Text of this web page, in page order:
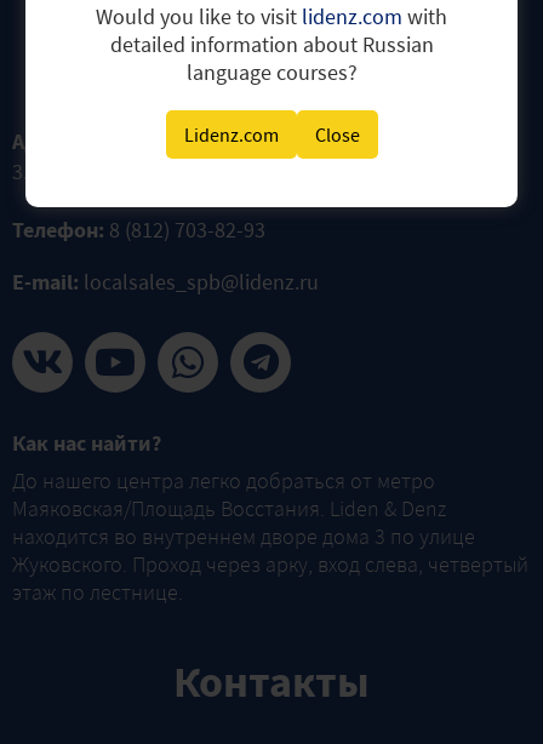
Would you like to visit lidenz.com with
detailed information about Russian
language courses?
Lidenz.com Close
Контакты
Адрес:
191014, Санкт-Петербург, ул. Жуковского, дом
3.
Телефон: 8 (812) 703-82-93
E-mail: localsales_spb@lidenz.ru
Как нас найти?
До нашего центра легко добраться от метро
Маяковская/Площадь Восстания. Liden & Denz
находится во внутреннем дворе дома 3 по улице
Жуковского. Проход через арку, вход слева, четвертый
этаж по лестнице.
Контакты